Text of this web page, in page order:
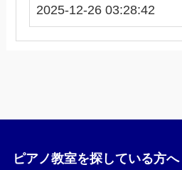
2025-12-26 03:28:42
ピアノ教室を探している方へ